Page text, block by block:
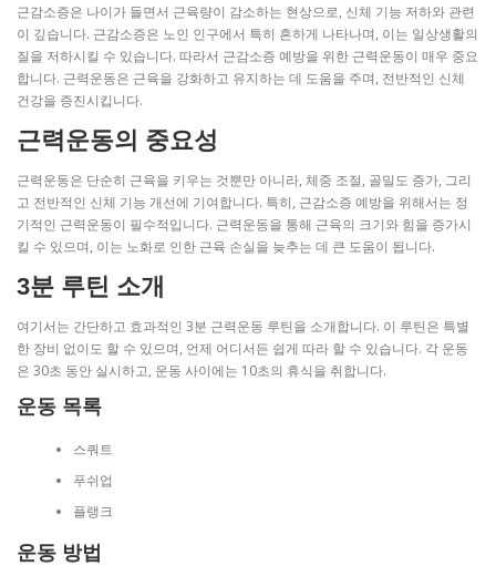
근감소증은 나이가 들면서 근육량이 감소하는 현상으로, 신체 기능 저하와 관련
이 깊습니다. 근감소증은 노인 인구에서 특히 흔하게 나타나며, 이는 일상생활의
질을 저하시킬 수 있습니다. 따라서 근감소증 예방을 위한 근력운동이 매우 중요
합니다. 근력운동은 근육을 강화하고 유지하는 데 도움을 주며, 전반적인 신체
건강을 증진시킵니다.
근력운동의 중요성
근력운동은 단순히 근육을 키우는 것뿐만 아니라, 체중 조절, 골밀도 증가, 그리
고 전반적인 신체 기능 개선에 기여합니다. 특히, 근감소증 예방을 위해서는 정
기적인 근력운동이 필수적입니다. 근력운동을 통해 근육의 크기와 힘을 증가시
킬 수 있으며, 이는 노화로 인한 근육 손실을 늦추는 데 큰 도움이 됩니다.
3분 루틴 소개
여기서는 간단하고 효과적인 3분 근력운동 루틴을 소개합니다. 이 루틴은 특별
한 장비 없이도 할 수 있으며, 언제 어디서든 쉽게 따라 할 수 있습니다. 각 운동
은 30초 동안 실시하고, 운동 사이에는 10초의 휴식을 취합니다.
운동 목록
스쿼트
푸쉬업
플랭크
운동 방법